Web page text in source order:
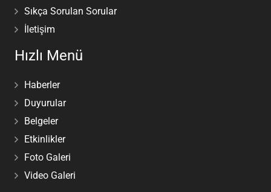
Sıkça Sorulan Sorular
İletişim
Hızlı Menü
Haberler
Duyurular
Belgeler
Etkinlikler
Foto Galeri
Video Galeri